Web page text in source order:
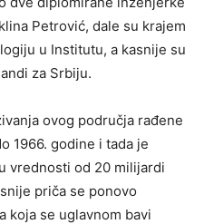
Petrović, dale su krajem
u Institutu, a kasnije su
za Srbiju.
ovog područja rađene
1966. godine i tada je
vrednosti od 20 milijardi
priča se ponovo
koja se uglavnom bavi